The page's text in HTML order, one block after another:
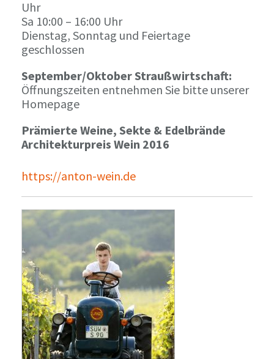
Uhr
Sa 10:00 – 16:00 Uhr
Dienstag, Sonntag und Feiertage
geschlossen
September/Oktober Straußwirtschaft:
Öffnungszeiten entnehmen Sie bitte unserer
Homepage
Prämierte Weine, Sekte & Edelbrände
Architekturpreis Wein 2016
https://anton-wein.de